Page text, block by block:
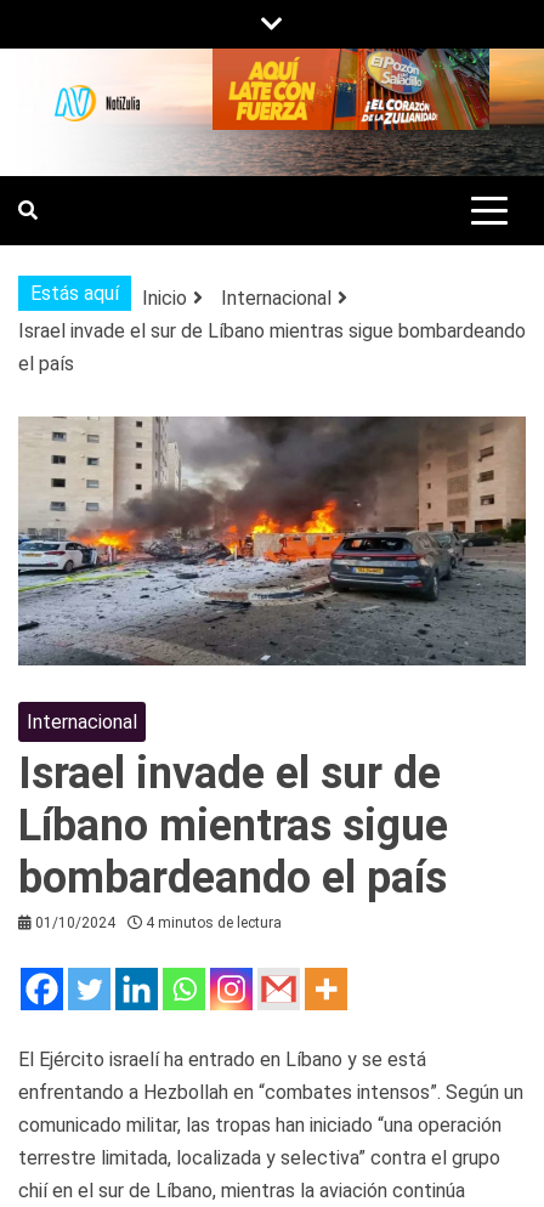
al
contenido
NOTIZULIA
NOTICIAS DEL ZULIA, VENEZUELA Y
DE INTERÉS GENERAL.
Estás aquí Inicio
Internacional
Israel invade el sur de Líbano mientras sigue bombardeando
el país
Internacional
Israel invade el sur de
Líbano mientras sigue
bombardeando el país
01/10/2024 4 minutos de lectura
El Ejército israelí ha entrado en Líbano y se está
enfrentando a Hezbollah en “combates intensos”. Según un
comunicado militar, las tropas han iniciado “una operación
terrestre limitada, localizada y selectiva” contra el grupo
chií en el sur de Líbano, mientras la aviación continúa